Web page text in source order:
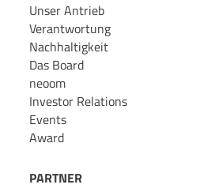
Unser Antrieb
Verantwortung
Nachhaltigkeit
Das Board
neoom
Investor Relations
Events
Award
PARTNER